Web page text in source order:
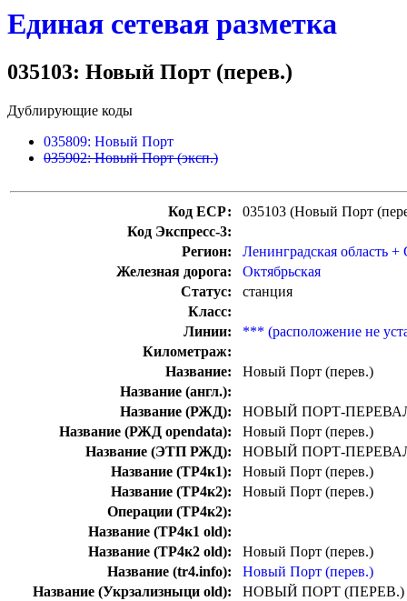
Единая сетевая разметка
035103: Новый Порт (перев.)
Дублирующие коды
035809: Новый Порт
035902: Новый Порт (эксп.)
Код ЕСР:
035103 (Новый Порт
Код Экспресс-3:
Регион:
Ленинградская область +
Железная дорога:
Октябрьская
Статус:
станция
Класс:
Линии:
*** (расположение не
Километраж:
Название:
Новый Порт (перев.)
Название (англ.):
Название (РЖД):
НОВЫЙ ПОРТ-
Название (РЖД opendata):
Новый Порт (перев.)
Название (ЭТП РЖД):
НОВЫЙ ПОРТ-
Название (ТР4к1):
Новый Порт (перев.)
Название (ТР4к2):
Новый Порт (перев.)
Операции (ТР4к2):
Название (ТР4к1 old):
Название (ТР4к2 old):
Новый Порт (перев.)
Название (tr4.info):
Новый Порт (перев.)
Название (Укрзализныци old):
НОВЫЙ ПОРТ (ПЕРЕВ.)